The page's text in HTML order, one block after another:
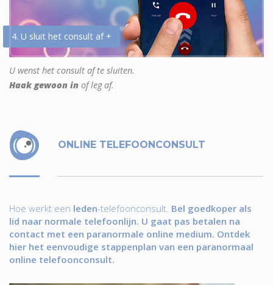
4. U sluit het consult af +
U wenst het consult af te sluiten.
Haak gewoon in of leg af.
ONLINE TELEFOONCONSULT
Hoe werkt een leden-telefoonconsult. Bel goedkoper als
lid naar normale telefoonlijn. U gaat pas betalen na
contact met een paranormale online medium. Ontdek
hier het eenvoudige stappenplan van een paranormaal
online telefoonconsult.